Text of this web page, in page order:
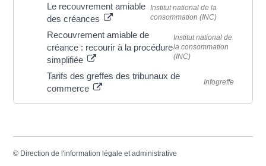
Le recouvrement amiable
des créances
Institut national de la
consommation (INC)
Recouvrement amiable de
créance : recourir à la procédure
simplifiée
Institut national de
la consommation
(INC)
Tarifs des greffes des tribunaux de
commerce
Infogreffe
© Direction de l'information légale et administrative